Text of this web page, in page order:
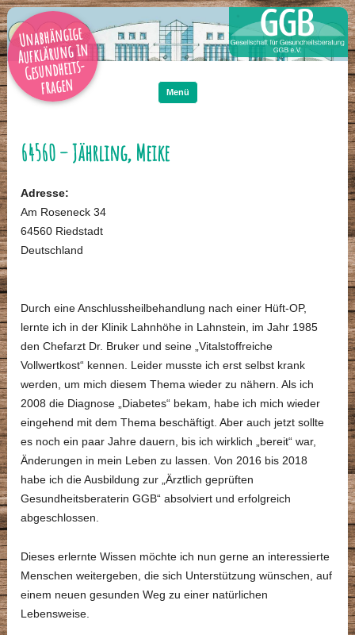
Unabhängige
Aufklärung in
Gesundheits-
fragen Menü
64560 – Jährling, Meike
Adresse:
Am Roseneck 34
64560 Riedstadt
Deutschland
Durch eine Anschlussheilbehandlung nach einer Hüft-OP,
lernte ich in der Klinik Lahnhöhe in Lahnstein, im Jahr 1985
den Chefarzt Dr. Bruker und seine „Vitalstoffreiche
Vollwertkost“ kennen. Leider musste ich erst selbst krank
werden, um mich diesem Thema wieder zu nähern. Als ich
2008 die Diagnose „Diabetes“ bekam, habe ich mich wieder
eingehend mit dem Thema beschäftigt. Aber auch jetzt sollte
es noch ein paar Jahre dauern, bis ich wirklich „bereit“ war,
Änderungen in mein Leben zu lassen. Von 2016 bis 2018
habe ich die Ausbildung zur „Ärztlich geprüften
Gesundheitsberaterin GGB“ absolviert und erfolgreich
abgeschlossen.
Dieses erlernte Wissen möchte ich nun gerne an interessierte
Menschen weitergeben, die sich Unterstützung wünschen, auf
einem neuen gesunden Weg zu einer natürlichen
Lebensweise.